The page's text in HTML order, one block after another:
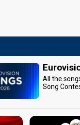
All the
Song